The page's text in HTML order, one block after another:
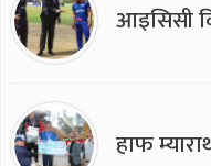
आइसिसी
हाफ